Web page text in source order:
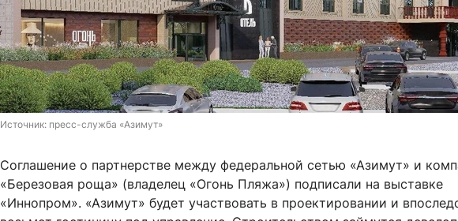
Источник: пресс-служба «Азимут»
Соглашение о партнерстве между федеральной сетью «Азимут» и
«Березовая роща» (владелец «Огонь Пляжа») подписали на выставке
«Иннопром». «Азимут» будет участвовать в проектировании и